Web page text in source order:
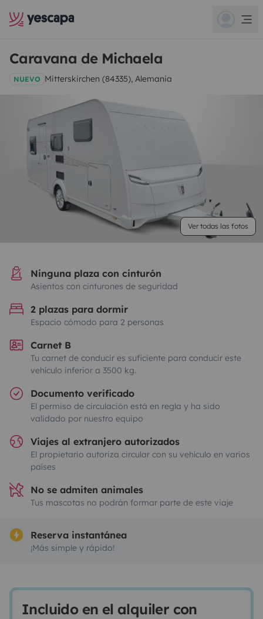
Caravana de Michaela
NUEVO Mitterskirchen (84335), Alemania
Ver todas las fotos
Ninguna plaza con cinturón
Asientos con cinturones de seguridad
2 plazas para dormir
Espacio cómodo para 2 personas
Carnet B
Tu carnet de conducir es suficiente para conducir este
vehículo inferior a 3500 kg.
Documento verificado
El permiso de circulación está en regla y ha sido
validado por nuestro equipo
Viajes al extranjero autorizados
El propietario autoriza circular con su vehículo en varios
países
No se admiten animales
Tus mascotas no podrán formar parte de este viaje
Reserva instantánea
¡Más simple y rápido!
Incluido en el alquiler con